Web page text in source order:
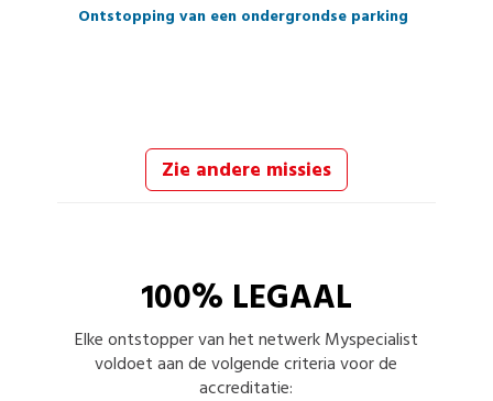
Ontstopping van een ondergrondse parking
Zie andere missies
100% LEGAAL
Elke ontstoppervan het netwerk Myspecialist
voldoet aan de volgende criteria voor de
accreditatie: